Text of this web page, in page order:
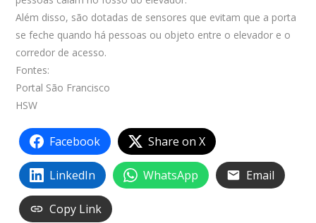
Além disso, são dotadas de sensores que evitam que a porta
se feche quando há pessoas ou objeto entre o elevador e o
corredor de acesso.
Fontes:
Portal São Francisco
HSW
Facebook Share on X
LinkedIn WhatsApp Email
Copy Link